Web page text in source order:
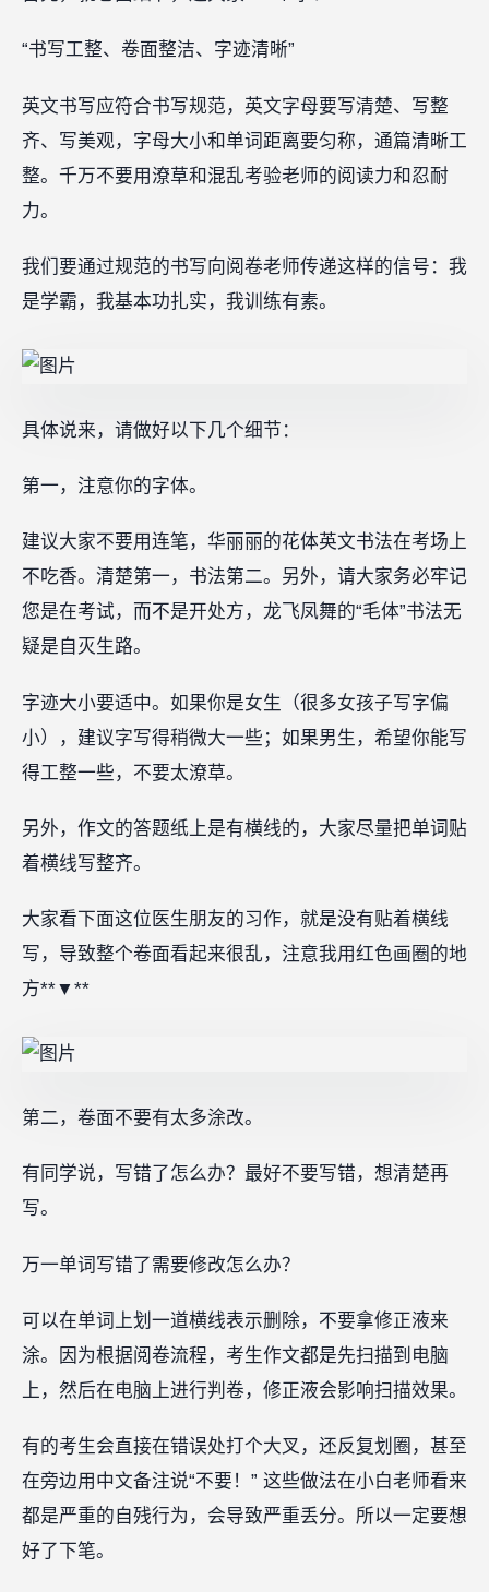
“书写工整、卷面整洁、字迹清晰”
英文书写应符合书写规范，英文字母要写清楚、写整
齐、写美观，字母大小和单词距离要匀称，通篇清晰工
整。千万不要用潦草和混乱考验老师的阅读力和忍耐
力。
我们要通过规范的书写向阅卷老师传递这样的信号：我
是学霸，我基本功扎实，我训练有素。
具体说来，请做好以下几个细节：
第一，注意你的字体。
建议大家不要用连笔，华丽丽的花体英文书法在考场上
不吃香。清楚第一，书法第二。另外，请大家务必牢记
您是在考试，而不是开处方，龙飞凤舞的“毛体”书法无
疑是自灭生路。
字迹大小要适中。如果你是女生（很多女孩子写字偏
小），建议字写得稍微大一些；如果男生，希望你能写
得工整一些，不要太潦草。
另外，作文的答题纸上是有横线的，大家尽量把单词贴
着横线写整齐。
大家看下面这位医生朋友的习作，就是没有贴着横线
写，导致整个卷面看起来很乱，注意我用红色画圈的地
方**▼**
第二，卷面不要有太多涂改。
有同学说，写错了怎么办？最好不要写错，想清楚再
写。
万一单词写错了需要修改怎么办？
可以在单词上划一道横线表示删除，不要拿修正液来
涂。因为根据阅卷流程，考生作文都是先扫描到电脑
上，然后在电脑上进行判卷，修正液会影响扫描效果。
有的考生会直接在错误处打个大叉，还反复划圈，甚至
在旁边用中文备注说“不要！” 这些做法在小白老师看来
都是严重的自残行为，会导致严重丢分。所以一定要想
好了下笔。